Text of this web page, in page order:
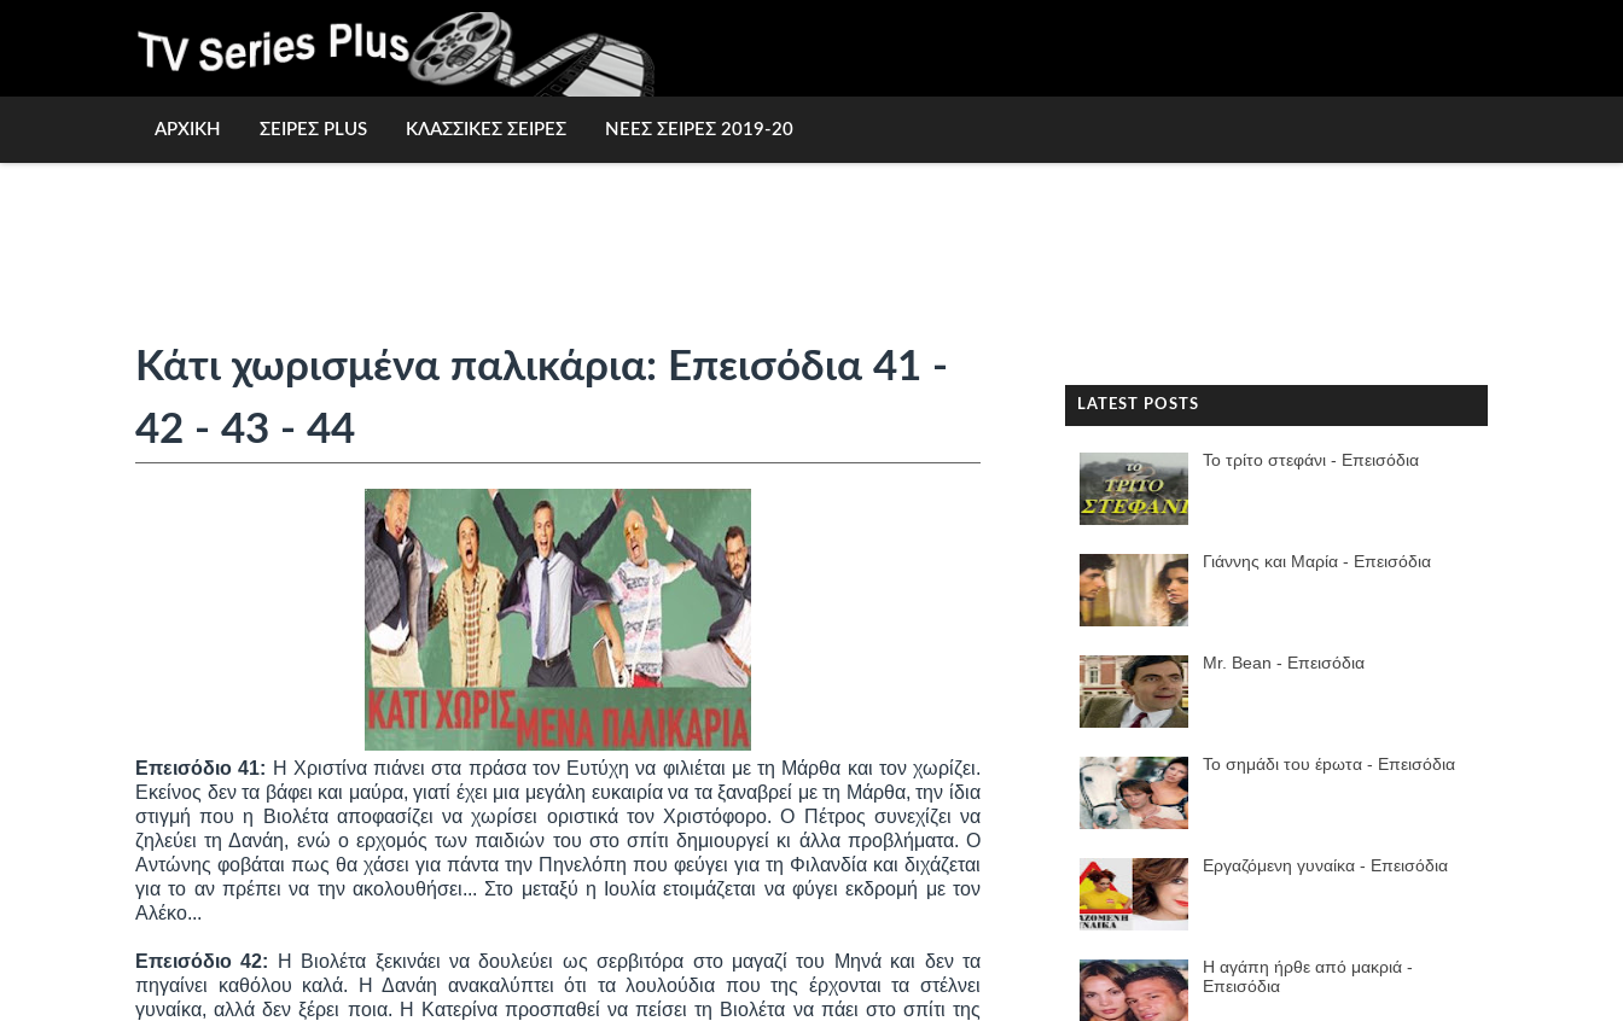
ΑΡΧΙΚΗ ΣΕΙΡΕΣ PLUS ΚΛΑΣΣΙΚΕΣ ΣΕΙΡΕΣ ΝΕΕΣ ΣΕΙΡΕΣ 2019-20
Κάτι χωρισμένα παλικάρια: Επεισόδια 41 -
42 - 43 - 44
Επεισόδιο 41: Η Χριστίνα πιάνει στα πράσα τον Ευτύχη να φιλιέται με τη Μάρθα και τον χωρίζει.
Εκείνος δεν τα βάφει και μαύρα, γιατί έχει μια μεγάλη ευκαιρία να τα ξαναβρεί με τη Μάρθα, την ίδια
στιγμή που η Βιολέτα αποφασίζει να χωρίσει οριστικά τον Χριστόφορο. Ο Πέτρος συνεχίζει να
ζηλεύει τη Δανάη, ενώ ο ερχομός των παιδιών του στο σπίτι δημιουργεί κι άλλα προβλήματα. Ο
Αντώνης φοβάται πως θα χάσει για πάντα την Πηνελόπη που φεύγει για τη Φιλανδία και διχάζεται
για το αν πρέπει να την ακολουθήσει... Στο μεταξύ η Ιουλία ετοιμάζεται να φύγει εκδρομή με τον
Αλέκο...
Επεισόδιο 42:
Η Βιολέτα ξεκινάει να δουλεύει ως σερβιτόρα στο μαγαζί του Μηνά και δεν τα
πηγαίνει καθόλου καλά. Η Δανάη ανακαλύπτει ότι τα λουλούδια που της έρχονται τα στέλνει
γυναίκα, αλλά δεν ξέρει ποια. Η Κατερίνα προσπαθεί να πείσει τη Βιολέτα να πάει στο σπίτι της
LATEST POSTS
Το τρίτο στεφάνι - Επεισόδια
Γιάννης και Μαρία - Επεισόδια
Mr. Bean - Επεισόδια
Το σημάδι του έpωτα - Επεισόδια
Εργαζόμενη γυναίκα - Επεισόδια
Η αγάπη ήρθε από μακριά -
Επεισόδια